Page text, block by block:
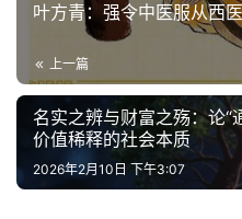
叶方青：强令中医服从西
上一篇
名实之辨与财富之殇：论“
价值稀释的社会本质
2026年2月10日 下午3:07